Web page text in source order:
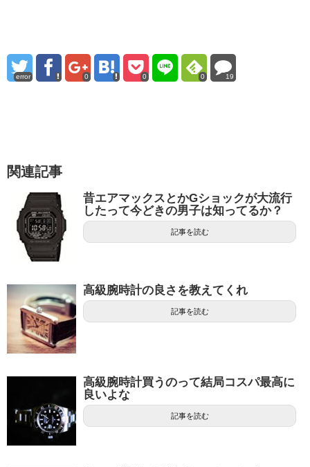
error 0 0 0 19
関連記事
昔エアマックスとかGショックが大流行
したって今どきの男子は知ってるか？
記事を読む
高級腕時計の良さを教えてくれ
記事を読む
高級腕時計買うのって結局コスパ最高に
良いよな
記事を読む